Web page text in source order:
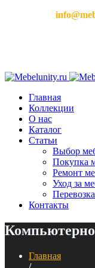
Главная
Коллекции
О нас
Каталог
Статьи
Выбор
Покупка
Ремонт
Уход за
Контакты
Главная